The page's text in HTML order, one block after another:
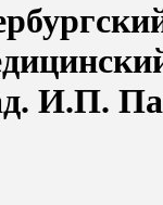
И.П.